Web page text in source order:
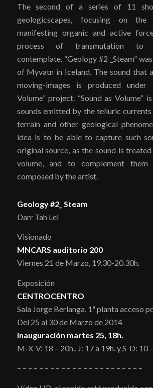
The second of a series of 11
geologicscapes, focusing on
manifesting organic and active
process of transmutation to
contemplate. “Geology #2 _Steam”
of Myvatn in Iceland. The sound that
moving-images is produced under
Volume” project. “Sound as Volume”
sounds emitted by the telluric
terrain and other geological
idea is to be able to capture such
original source, as the sound is
volume, and to complement
composed by the artist.
Geology #2_ Steam
Darr Tah Lei
Visionado
MNCARS auditorio 200
Viernes 21 de Marzo, 19.30-20.30h.
Exposición
CENTROCENTRO
Sala Jorge Berlanga, 1ª planta acceso
Del 25 al 30 de Marzo de 2014
Inauguración martes 25, 18h.
M-X-V: 18 – 20h., J: 17 a 19h. y S-D: 10
– – – – – – – – – – – – – – – – – – – – – – –